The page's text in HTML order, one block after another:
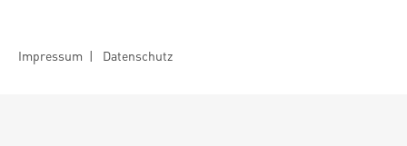
Impressum | Datenschutz